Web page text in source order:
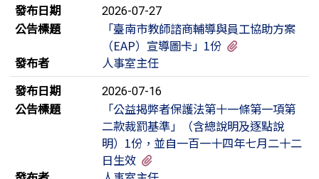
發布日期
2026-07-27
公告標題
「臺南市教師諮商輔導與員工協助方案
（EAP）宣導圖卡」1份
發布者
人事室主任
發布日期
2026-07-16
公告標題
「公益揭弊者保護法第十一條第一項第
二款裁罰基準」（含總說明及逐點說
明）1份，並自一百一十四年七月二十二
日生效